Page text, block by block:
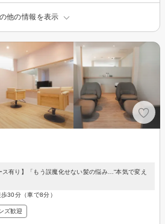
他の情報を表示
有り】「もう誤魔化せない髪の悩み…“本気で変え
30分（車で8分）
ズ歓迎